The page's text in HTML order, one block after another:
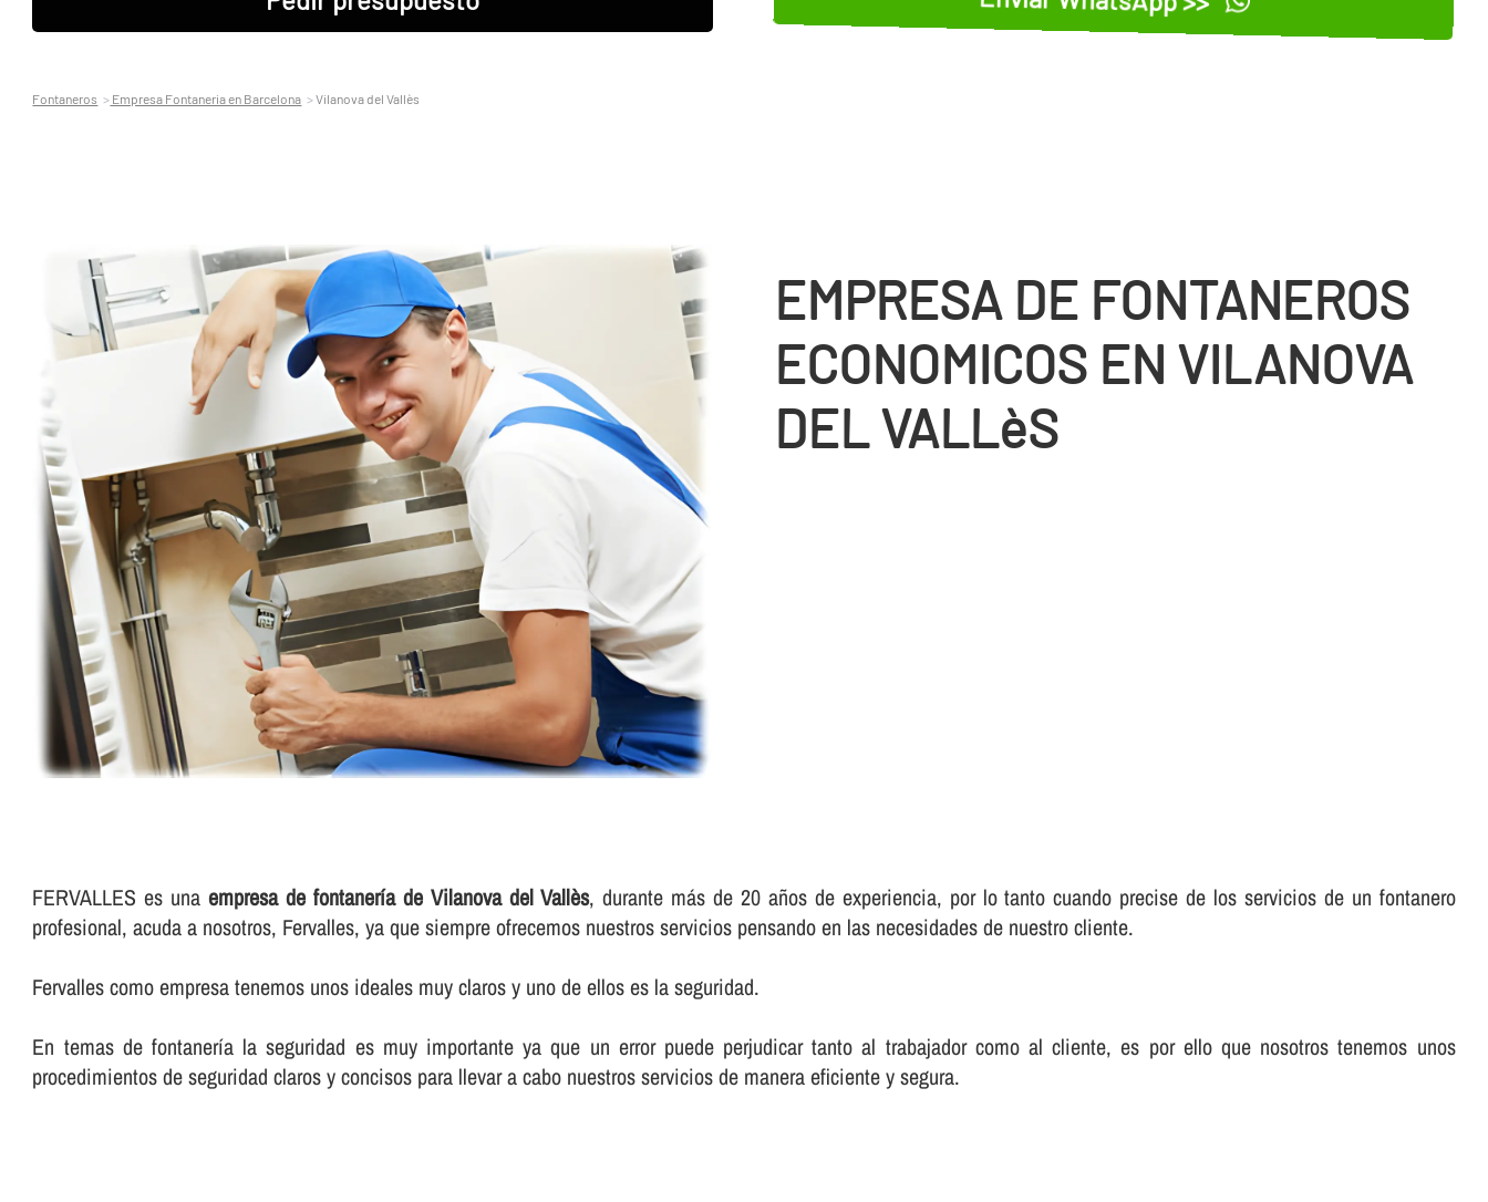
Fontaneros Empresa Fontaneria en Barcelona Vilanova del Vallès
EMPRESA DE FONTANEROS
ECONOMICOS EN VILANOVA
DEL VALLèS
FERVALLES es unaempresa de fontanerí­a de Vilanova del Vallès, durante más de 20 años de experiencia, por lo tanto cuando precise de los servicios de un fontanero
profesional, acuda a nosotros, Fervalles, ya que siempre ofrecemos nuestros servicios pensando en las necesidades de nuestro cliente.
Fervalles como empresa tenemos unos ideales muy claros y uno de ellos es la seguridad.
En temas de fontanerí­a la seguridad es muy importante ya que un error puede perjudicar tanto al trabajador como al cliente, es por ello que nosotros tenemos unos
procedimientos de seguridad claros y concisos para llevar a cabo nuestros servicios de manera eficiente y segura.